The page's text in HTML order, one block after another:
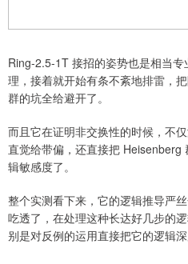
Ring-2.5-1T 接招的姿势也是相当
理，接着就开始有条不紊地排雷，
群的坑全给避开了。
而且它在证明非交换性的时候，不
直觉给带偏，还直接把 Heisenberg
辑敏感度了。
整个实测看下来，它的逻辑推导严
吃透了，在处理这种长达好几步的
别是对反例的运用直接把它的逻辑深